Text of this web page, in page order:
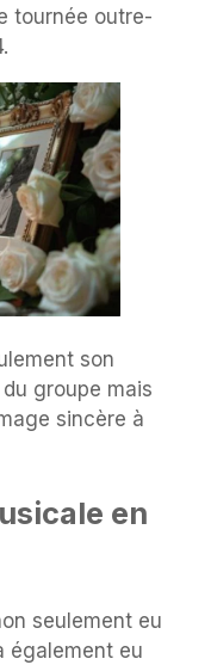
tournée outre-
son
groupe mais
sincère à
en
seulement eu
également eu